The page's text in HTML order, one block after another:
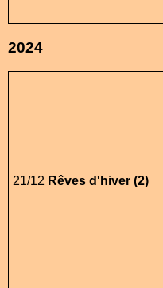
2024
21/12 Rêves d'hiver (2)